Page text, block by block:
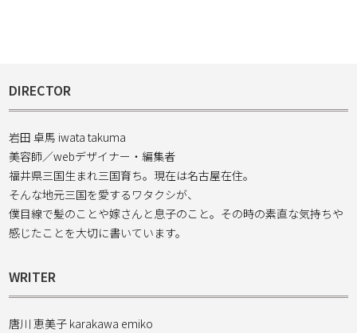
DIRECTOR
岩田 卓馬 iwata takuma
美容師／webデザイナー・編集者
福井県三国生まれ三国育ち。現在は名古屋在住。
そんな地元三国を愛するワタクシが、
僕目線で髪のことや嫁さんと息子のこと。その時の素直な気持ちや
感じたことを大切に書いています。
WRITER
唐川 恵美子 karakawa emiko